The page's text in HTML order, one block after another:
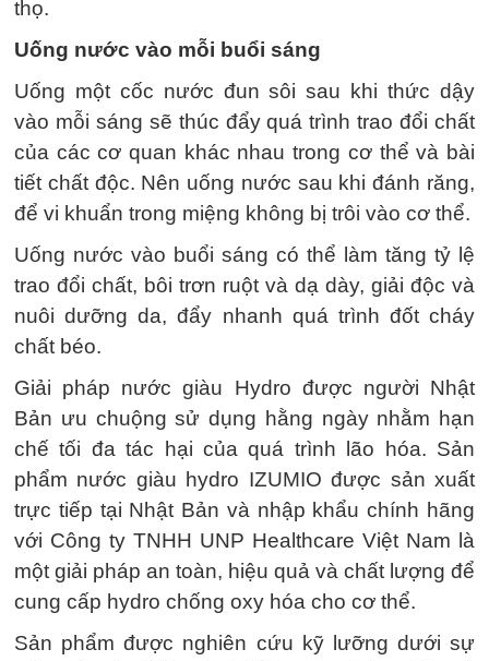
thọ.
Uống nước vào mỗi buổi sáng
Uống một cốc nước đun sôi sau khi thức dậy
vào mỗi sáng sẽ thúc đẩy quá trình trao đổi chất
của các cơ quan khác nhau trong cơ thể và bài
tiết chất độc. Nên uống nước sau khi đánh răng,
để vi khuẩn trong miệng không bị trôi vào cơ thể.
Uống nước vào buổi sáng có thể làm tăng tỷ lệ
trao đổi chất, bôi trơn ruột và dạ dày, giải độc và
nuôi dưỡng da, đẩy nhanh quá trình đốt cháy
chất béo.
Giải pháp nước giàu Hydro được người Nhật
Bản ưu chuộng sử dụng hằng ngày nhằm hạn
chế tối đa tác hại của quá trình lão hóa. Sản
phẩm nước giàu hydro IZUMIO được sản xuất
trực tiếp tại Nhật Bản và nhập khẩu chính hãng
với Công ty TNHH UNP Healthcare Việt Nam là
một giải pháp an toàn, hiệu quả và chất lượng để
cung cấp hydro chống oxy hóa cho cơ thể.
Sản phẩm được nghiên cứu kỹ lưỡng dưới sự